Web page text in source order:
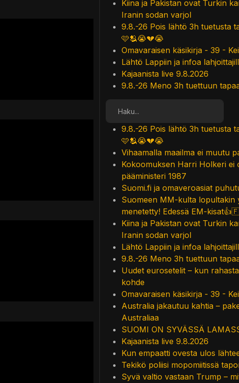
Kiina ja Pakistan ovat Turkin
Iranin sodan varjol
9.8.-26 Pois lähtö 3h tuetusta
🩷🫂😭💔😭
Omavaraisen käsikirja - 39 -
Lähtö Lappiin ja infoa
Kajaanista live 9.8.2026
9.8.-26 Meno 3h tuettuun
9.8.-26 Pois lähtö 3h tuetusta
🩷🫂😭💔😭
Vihaamalla maailma ei muutu
Kokoomuksen Harri Holkeri ei
pääministeri 1987
Suomi.fi ja omaveroasiat
Suomeen MM-kulta
menetetty! Edessä EM-
Kiina ja Pakistan ovat Turkin
Iranin sodan varjol
Lähtö Lappiin ja infoa
9.8.-26 Meno 3h tuettuun
Uudet eurosetelit – kun
kohde
Omavaraisen käsikirja - 39 -
Australia jakautuu kahtia –
Australiaa
SUOMI ON SYVÄSSÄ
Kajaanista live 9.8.2026
Kun empaatti ovesta ulos
Tekikö poliisi mopomiitissä
Syvä valtio vastaan Trump –